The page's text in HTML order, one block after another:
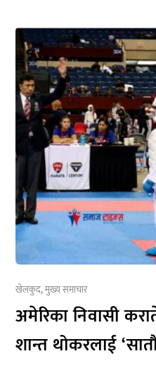
खेलकुद,मुख्य समाचार
अमेरिका निवासी
शान्त थोकरलाई